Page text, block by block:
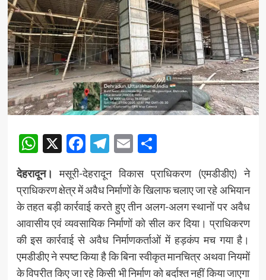
WhatsApp
X Facebook
Telegram
EmailShare
देहरादून। मसूरी-देहरादून विकास प्राधिकरण (एमडीडीए) ने
प्राधिकरण क्षेत्र में अवैध निर्माणों के खिलाफ चलाए जा रहे अभियान
के तहत बड़ी कार्रवाई करते हुए तीन अलग-अलग स्थानों पर अवैध
आवासीय एवं व्यवसायिक निर्माणों को सील कर दिया। प्राधिकरण
की इस कार्रवाई से अवैध निर्माणकर्ताओं में हड़कंप मच गया है।
एमडीडीए ने स्पष्ट किया है कि बिना स्वीकृत मानचित्र अथवा नियमों
के विपरीत किए जा रहे किसी भी निर्माण को बर्दाश्त नहीं किया जाएगा